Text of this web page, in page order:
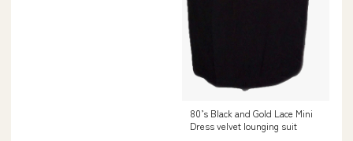
80’s Black and Gold Lace Mini
Dress velvet lounging suit